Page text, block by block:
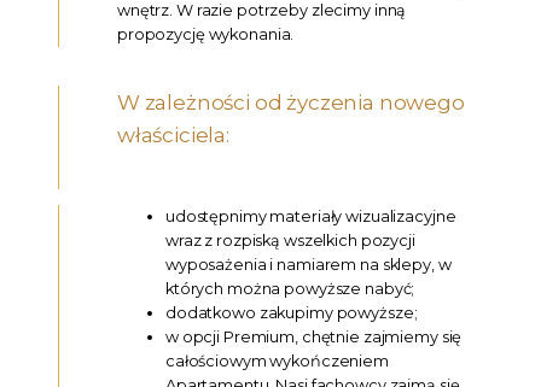
wnętrz. W razie potrzeby zlecimy inną
propozycję wykonania.
W zależności od życzenia nowego
właściciela:
udostępnimy materiały wizualizacyjne
wraz z rozpiską wszelkich pozycji
wyposażenia i namiarem na sklepy, w
których można powyższe nabyć;
dodatkowo zakupimy powyższe;
w opcji Premium, chętnie zajmiemy się
całościowym wykończeniem